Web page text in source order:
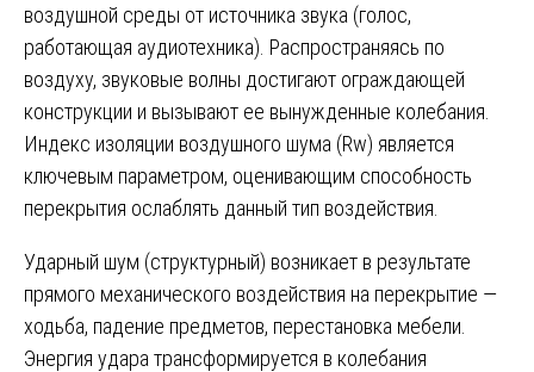
воздушной среды от источника звука (голос,
работающая аудиотехника). Распространяясь по
воздуху, звуковые волны достигают ограждающей
конструкции и вызывают ее вынужденные колебания.
Индекс изоляции воздушного шума (Rw) является
ключевым параметром, оценивающим способность
перекрытия ослаблять данный тип воздействия.
Ударный шум (структурный) возникает в результате
прямого механического воздействия на перекрытие —
ходьба, падение предметов, перестановка мебели.
Энергия удара трансформируется в колебания